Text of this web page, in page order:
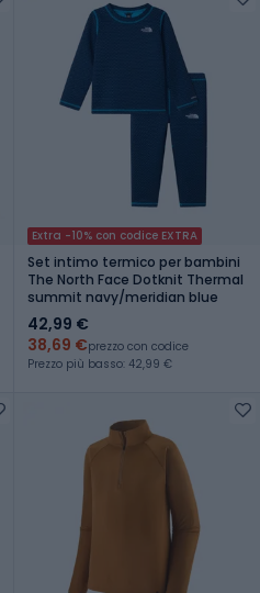
Extra -10% con codice EXTRA
Set intimo termico per bambini
The North Face Dotknit Thermal
summit navy/meridian blue
42,99 €
38,69 €prezzo con codice
Prezzo più basso: 42,99 €